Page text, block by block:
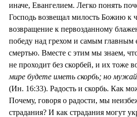
иначе, Евангелием. Легко понять
Господь возвещал милость Божию к
возвращение к первозданному
победу над грехом и самым главным
смертью. Вместе с этим мы знаем,
не проходит без скорбей, и их тоже
мире будете иметь скорбь; но
(Ин. 16:33). Радость и скорбь. Как
Почему, говоря о радости, мы
страдания? И как страдания могут